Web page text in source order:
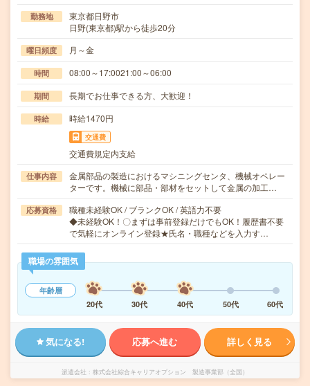
勤務地
東京都日野市
日野(東京都)駅から徒歩20分
曜日頻度 月～金
時間 08:00～17:0021:00～06:00
期間 長期でお仕事できる方、大歓迎！
時給 時給1470円
交通費
交通費規定内支給
仕事内容
金属部品の製造におけるマシニングセンタ、機械オペレー
ターです。機械に部品・部材をセットして金属の加工…
応募資格
職種未経験OK / ブランクOK / 英語力不要
◆未経験OK！〇まずは事前登録だけでもOK！履歴書不要
で気軽にオンライン登録★氏名・職種などを入力す…
職場の雰囲気
年齢層
20代
30代 40代 50代 60代
気になる! 応募へ進む 詳しく見る
派遣会社 株式会社綜合キャリアオプション 製造事業部（全国）